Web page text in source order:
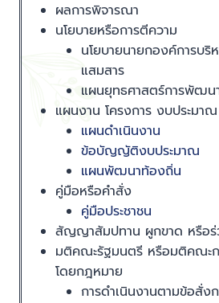
ผลการพิจารณา
นโยบายหรือการตีความ
นโยบายนายกองค์การบริ
แสมสาร
แผนยุทธศาสตร์การพัฒน
แผนงาน โครงการ งบประมาณ
แผนดำเนินงาน
ข้อบัญญัติงบประมาณ
แผนพัฒนาท้องถิ่น
คู่มือหรือคำสั่ง
คู่มือประชาชน
สัญญาสัมปทาน ผูกขาด หรือร่
มติคณะรัฐมนตรี หรือมติคณะ
โดยกฎหมาย
การดำเนินงานตามข้อสั่ง